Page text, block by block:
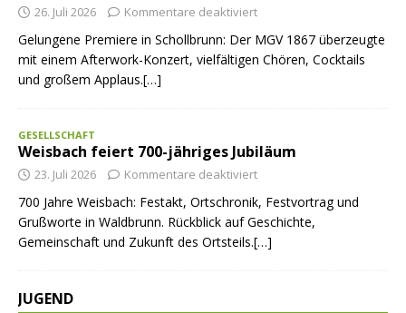
26. Juli 2026 Kommentare deaktiviert
Gelungene Premiere in Schollbrunn: Der MGV 1867 überzeugte
mit einem Afterwork-Konzert, vielfältigen Chören, Cocktails
und großem Applaus.[…]
GESELLSCHAFT
Weisbach feiert 700-jähriges Jubiläum
23. Juli 2026 Kommentare deaktiviert
700 Jahre Weisbach: Festakt, Ortschronik, Festvortrag und
Grußworte in Waldbrunn. Rückblick auf Geschichte,
Gemeinschaft und Zukunft des Ortsteils.[…]
JUGEND